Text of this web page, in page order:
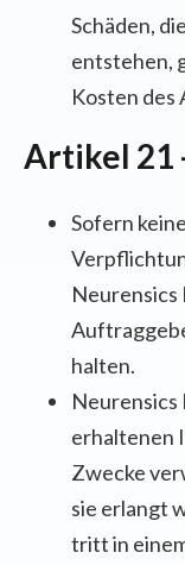
Schäden,
entstehen,
Kosten des
Artikel 21
Sofern
Neurensics
halten.
Neurensics
erhaltenen
Zwecke
sie erlangt
tritt in